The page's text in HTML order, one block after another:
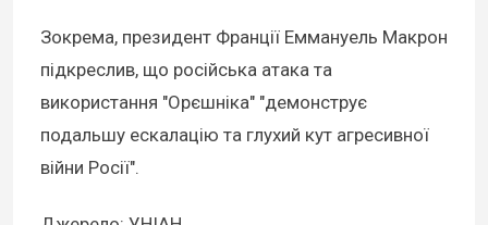
Зокрема, президент Франції Еммануель Макрон
підкреслив, що російська атака та
використання "Орєшніка" "демонструє
подальшу ескалацію та глухий кут агресивної
війни Росії".